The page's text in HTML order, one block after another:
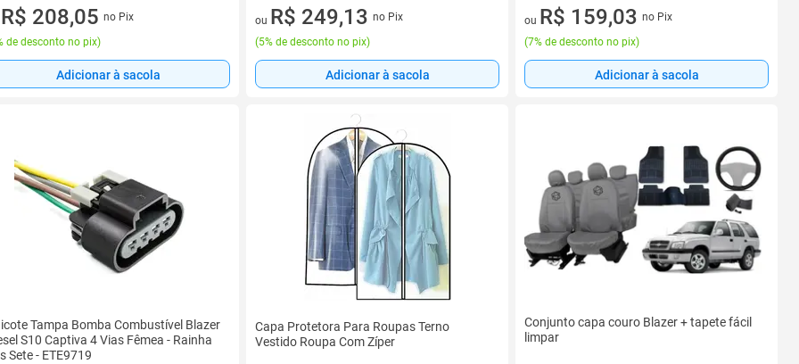
de R$ 73,00 sem juros
R$ 208,05 no Pix
de desconto no pix)
Adicionar à sacola
3 vez de R$ 87,41 sem juros
ou R$ 249,13 no Pix
(5% de desconto no pix)
Adicionar à sacola
3 vez de R$ 57,00 sem juros
ou R$ 159,03 no Pix
(7% de desconto no pix)
Adicionar à sacola
Tampa Bomba Combustível Blazer
S10 Captiva 4 Vias Fêmea - Rainha
Sete - ETE9719
Capa Protetora Para Roupas Terno
Vestido Roupa Com Zíper
Conjunto capa couro Blazer + tapete fácil
limpar